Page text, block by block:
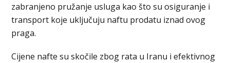
zabranjeno pružanje usluga kao što su osiguranje i
transport koje uključuju naftu prodatu iznad ovog
praga.
Ciјene nafte su skočile zbog rata u Iranu i efektivnog